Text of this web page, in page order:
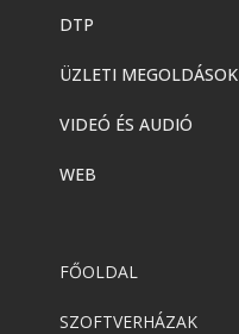
DTP
ÜZLETI MEGOLDÁSOK
VIDEÓ ÉS AUDIÓ
WEB
FŐOLDAL
SZOFTVERHÁZAK